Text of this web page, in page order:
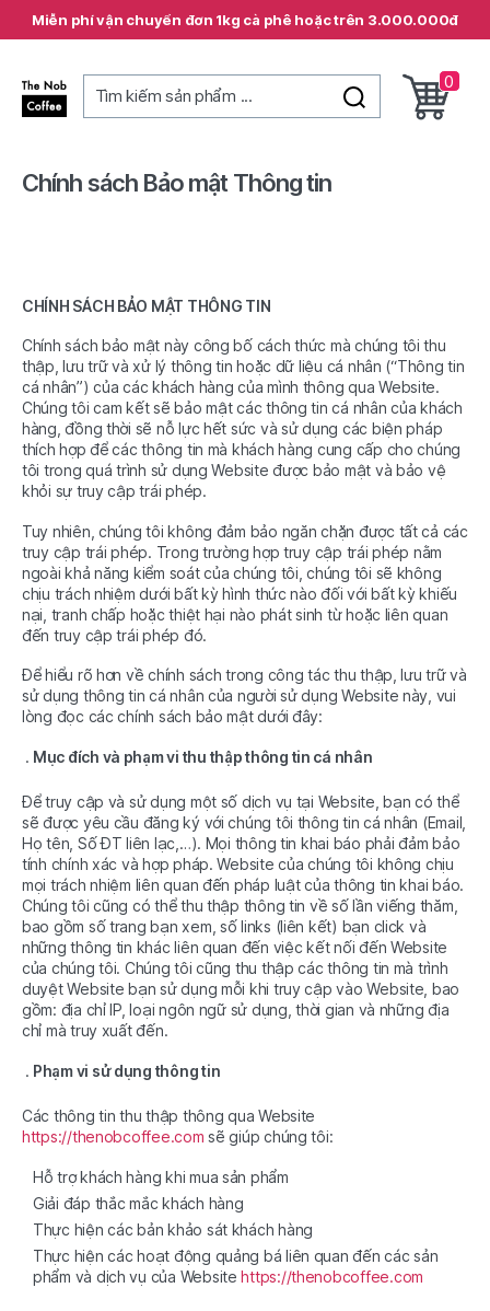
Miễn phí vận chuyển đơn 1kg cà phê hoặc trên 3.000.000đ
Coffee
Tìm kiếm sản phẩm ...
0
Chính sách Bảo mật Thông tin
CHÍNH SÁCH BẢO MẬT THÔNG TIN
Chính sách bảo mật này công bố cách thức mà chúng tôi thu
thập, lưu trữ và xử lý thông tin hoặc dữ liệu cá nhân (“Thông tin
cá nhân”) của các khách hàng của mình thông qua Website.
Chúng tôi cam kết sẽ bảo mật các thông tin cá nhân của khách
hàng, đồng thời sẽ nỗ lực hết sức và sử dụng các biện pháp
thích hợp để các thông tin mà khách hàng cung cấp cho chúng
tôi trong quá trình sử dụng Website được bảo mật và bảo vệ
khỏi sự truy cập trái phép.
Tuy nhiên, chúng tôi không đảm bảo ngăn chặn được tất cả các
truy cập trái phép. Trong trường hợp truy cập trái phép nằm
ngoài khả năng kiểm soát của chúng tôi, chúng tôi sẽ không
chịu trách nhiệm dưới bất kỳ hình thức nào đối với bất kỳ khiếu
nại, tranh chấp hoặc thiệt hại nào phát sinh từ hoặc liên quan
đến truy cập trái phép đó.
Để hiểu rõ hơn về chính sách trong công tác thu thập, lưu trữ và
sử dụng thông tin cá nhân của người sử dụng Website này, vui
lòng đọc các chính sách bảo mật dưới đây:
Mục đích và phạm vi thu thập thông tin cá nhân
Để truy cập và sử dụng một số dịch vụ tại Website, bạn có thể
sẽ được yêu cầu đăng ký với chúng tôi thông tin cá nhân (Email,
Họ tên, Số ĐT liên lạc,…). Mọi thông tin khai báo phải đảm bảo
tính chính xác và hợp pháp. Website của chúng tôi không chịu
mọi trách nhiệm liên quan đến pháp luật của thông tin khai báo.
Chúng tôi cũng có thể thu thập thông tin về số lần viếng thăm,
bao gồm số trang bạn xem, số links (liên kết) bạn click và
những thông tin khác liên quan đến việc kết nối đến Website
của chúng tôi. Chúng tôi cũng thu thập các thông tin mà trình
duyệt Website bạn sử dụng mỗi khi truy cập vào Website, bao
gồm: địa chỉ IP, loại ngôn ngữ sử dụng, thời gian và những địa
chỉ mà truy xuất đến.
Phạm vi sử dụng thông tin
Các thông tin thu thập thông qua Website
https://thenobcoffee.com sẽ giúp chúng tôi:
Hỗ trợ khách hàng khi mua sản phẩm
Giải đáp thắc mắc khách hàng
Thực hiện các bản khảo sát khách hàng
Thực hiện các hoạt động quảng bá liên quan đến các sản
phẩm và dịch vụ của Websitehttps://thenobcoffee.com